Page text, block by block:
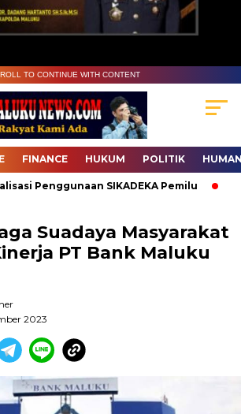
TO CONTINUE WITH CONTENT
FINANCE HUKUM POLITIK
Penggunaan SIKADEKA Pemilu
Suadaya Masyarakat
PT Bank Maluku
2023